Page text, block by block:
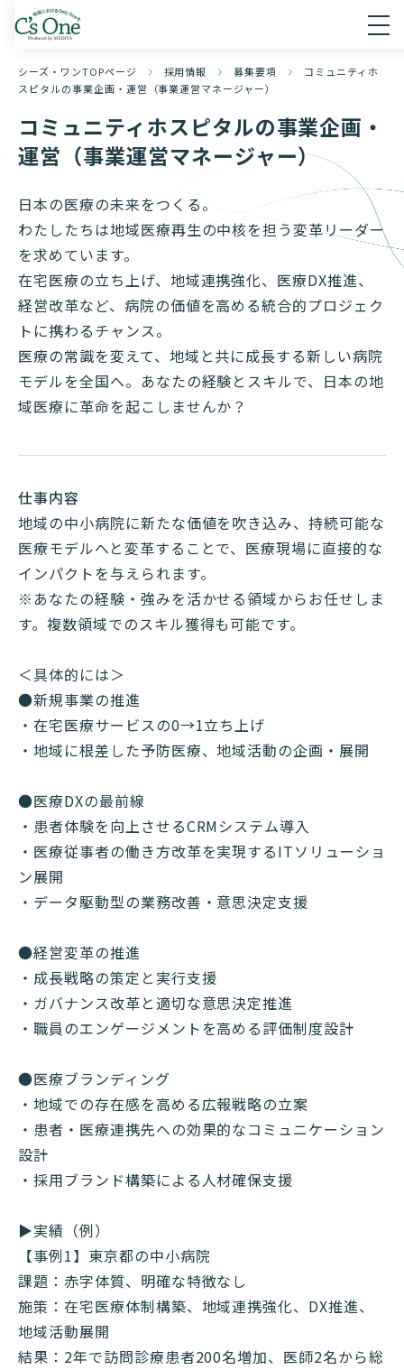
シーズ・ワンTOPページ 採用情報 募集要項
コミュニティホ
スピタルの事業企画・運営（事業運営マネージャー）
コミュニティホスピタルの事業企画・
運営（事業運営マネージャー）
日本の医療の未来をつくる。
わたしたちは地域医療再生の中核を担う変革リーダー
を求めています。
在宅医療の立ち上げ、地域連携強化、医療DX推進、
経営改革など、病院の価値を高める統合的プロジェク
トに携わるチャンス。
医療の常識を変えて、地域と共に成長する新しい病院
モデルを全国へ。あなたの経験とスキルで、日本の地
域医療に革命を起こしませんか？
仕事内容
地域の中小病院に新たな価値を吹き込み、持続可能な
医療モデルへと変革することで、医療現場に直接的な
インパクトを与えられます。
※あなたの経験・強みを活かせる領域からお任せしま
す。複数領域でのスキル獲得も可能です。
＜具体的には＞
●新規事業の推進
・在宅医療サービスの0→1立ち上げ
・地域に根差した予防医療、地域活動の企画・展開
●医療DXの最前線
・患者体験を向上させるCRMシステム導入
・医療従事者の働き方改革を実現するITソリューショ
ン展開
・データ駆動型の業務改善・意思決定支援
●経営変革の推進
・成長戦略の策定と実行支援
・ガバナンス改革と適切な意思決定推進
・職員のエンゲージメントを高める評価制度設計
●医療ブランディング
・地域での存在感を高める広報戦略の立案
・患者・医療連携先への効果的なコミュニケーション
設計
・採用ブランド構築による人材確保支援
▶実績（例）
【事例1】東京都の中小病院
課題：赤字体質、明確な特徴なし
施策：在宅医療体制構築、地域連携強化、DX推進、
地域活動展開
結果：2年で訪問診療患者200名増加、医師2名から総